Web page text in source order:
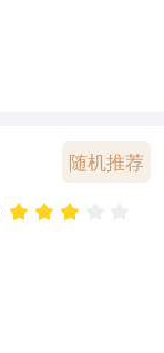
随机推荐